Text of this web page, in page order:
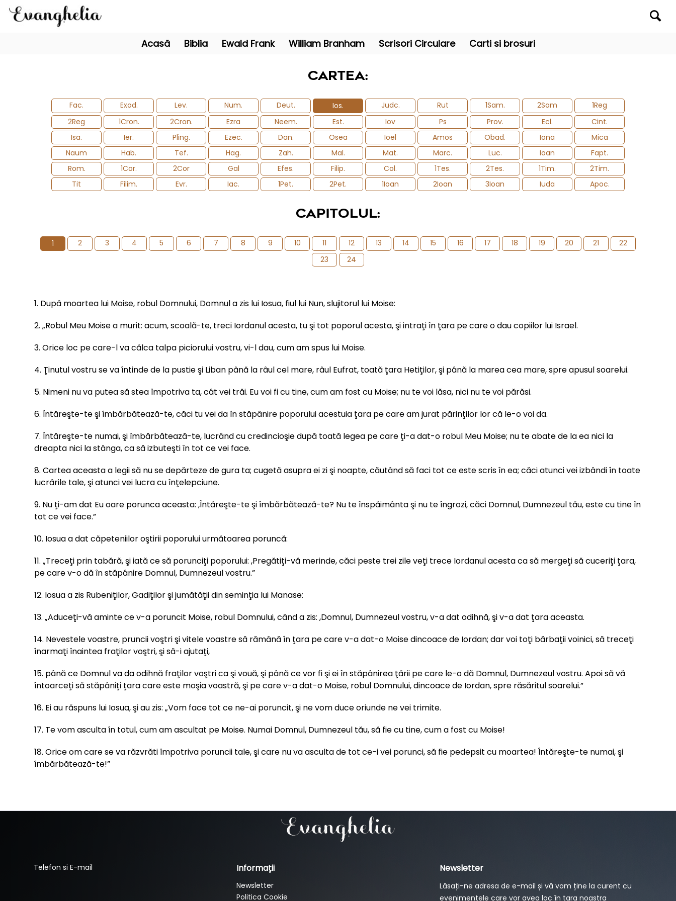
Acasă Biblia Ewald Frank William Branham Scrisori Circulare Carti si brosuri
CARTEA:
Fac. Exod. Lev. Num. Deut. Ios. Judc. Rut 1Sam. 2Sam
1Reg
2Reg
1Cron. 2Cron. Ezra Neem. Est. Iov Ps Prov. Ecl.
Cint.
Isa.
Ier. Pling. Ezec. Dan. Osea Ioel Amos Obad. Iona
Mica
Naum
Hab. Tef. Hag. Zah. Mal. Mat. Marc. Luc. Ioan
Fapt.
Rom.
1Cor. 2Cor Gal Efes. Filip. Col. 1Tes. 2Tes. 1Tim.
2Tim.
Tit
Filim. Evr. Iac. 1Pet. 2Pet. 1Ioan 2Ioan 3Ioan Iuda Apoc.
CAPITOLUL:
1 2 3 4 5 6 7 8 9 10 11 12 13 14 15 16 17 18 19 20 21
22
23
24
1. După moartea lui Moise, robul Domnului, Domnul a zis lui Iosua, fiul lui Nun, slujitorul lui Moise:
2. „Robul Meu Moise a murit: acum, scoală-te, treci Iordanul acesta, tu şi tot poporul acesta, şi intraţi în ţara pe care o dau copiilor lui Israel.
3. Orice loc pe care-l va călca talpa piciorului vostru, vi-l dau, cum am spus lui Moise.
4. Ţinutul vostru se va întinde de la pustie şi Liban până la râul cel mare, râul Eufrat, toată ţara Hetiţilor, şi până la marea cea mare, spre apusul soarelui.
5. Nimeni nu va putea să stea împotriva ta, cât vei trăi. Eu voi fi cu tine, cum am fost cu Moise; nu te voi lăsa, nici nu te voi părăsi.
6. Întăreşte-te şi îmbărbătează-te, căci tu vei da în stăpânire poporului acestuia ţara pe care am jurat părinţilor lor că le-o voi da.
7. Întăreşte-te numai, şi îmbărbătează-te, lucrând cu credincioşie după toată legea pe care ţi-a dat-o robul Meu Moise; nu te abate de la ea nici la
dreapta nici la stânga, ca să izbuteşti în tot ce vei face.
8. Cartea aceasta a legii să nu se depărteze de gura ta; cugetă asupra ei zi şi noapte, căutând să faci tot ce este scris în ea; căci atunci vei izbândi în toate
lucrările tale, şi atunci vei lucra cu înţelepciune.
9. Nu ţi-am dat Eu oare porunca aceasta: ,Întăreşte-te şi îmbărbătează-te? Nu te înspăimânta şi nu te îngrozi, căci Domnul, Dumnezeul tău, este cu tine în
tot ce vei face.”
10. Iosua a dat căpeteniilor oştirii poporului următoarea poruncă:
11. „Treceţi prin tabără, şi iată ce să porunciţi poporului: ,Pregătiţi-vă merinde, căci peste trei zile veţi trece Iordanul acesta ca să mergeţi să cuceriţi ţara,
pe care v-o dă în stăpânire Domnul, Dumnezeul vostru.”
12. Iosua a zis Rubeniţilor, Gadiţilor şi jumătăţii din seminţia lui Manase:
13. „Aduceţi-vă aminte ce v-a poruncit Moise, robul Domnului, când a zis: ,Domnul, Dumnezeul vostru, v-a dat odihnă, şi v-a dat ţara aceasta.
14. Nevestele voastre, pruncii voştri şi vitele voastre să rămână în ţara pe care v-a dat-o Moise dincoace de Iordan; dar voi toţi bărbaţii voinici, să treceţi
înarmaţi înaintea fraţilor voştri, şi să-i ajutaţi,
15. până ce Domnul va da odihnă fraţilor voştri ca şi vouă, şi până ce vor fi şi ei în stăpânirea ţării pe care le-o dă Domnul, Dumnezeul vostru. Apoi să vă
întoarceţi să stăpâniţi ţara care este moşia voastră, şi pe care v-a dat-o Moise, robul Domnului, dincoace de Iordan, spre răsăritul soarelui.”
16. Ei au răspuns lui Iosua, şi au zis: „Vom face tot ce ne-ai poruncit, şi ne vom duce oriunde ne vei trimite.
17. Te vom asculta în totul, cum am ascultat pe Moise. Numai Domnul, Dumnezeul tău, să fie cu tine, cum a fost cu Moise!
18. Orice om care se va răzvrăti împotriva poruncii tale, şi care nu va asculta de tot ce-i vei porunci, să fie pedepsit cu moartea! Întăreşte-te numai, şi
îmbărbătează-te!”
Telefon si E-mail Informații
Newsletter
Politica Cookie
Newsletter
Lăsați-ne adresa de e-mail și vă vom ține la curent cu
evenimentele care vor avea loc în țara noastra